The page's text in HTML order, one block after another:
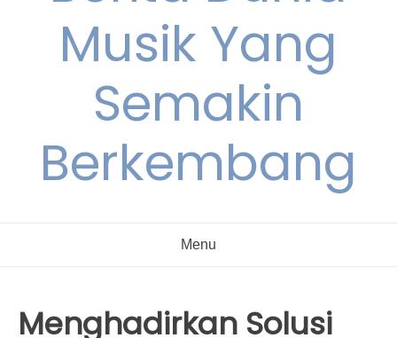
Musik Yang
Semakin
Berkembang
Menu
Menghadirkan Solusi